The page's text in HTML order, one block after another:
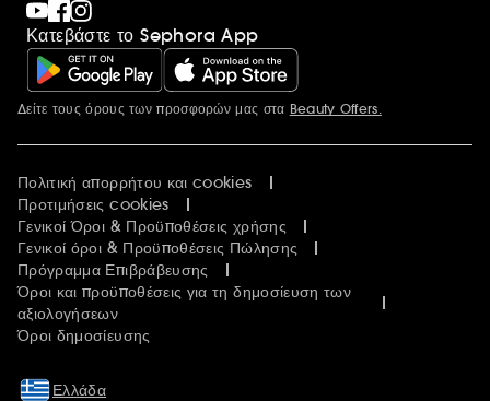
Κατεβάστε το Sephora App
Περισσότερες πληροφορίες
Δείτε τους όρους των προσφορών μας στα Beauty Offers.
Πολιτική απορρήτου και cookies
Προτιμήσεις cookies
Γενικοί Όροι & Προϋποθέσεις χρήσης
Γενικοί όροι & Προϋποθέσεις Πώλησης
Πρόγραμμα Επιβράβευσης
Όροι και προϋποθέσεις για τη δημοσίευση των
αξιολογήσεων
Όροι δημοσίευσης
Ελλάδα